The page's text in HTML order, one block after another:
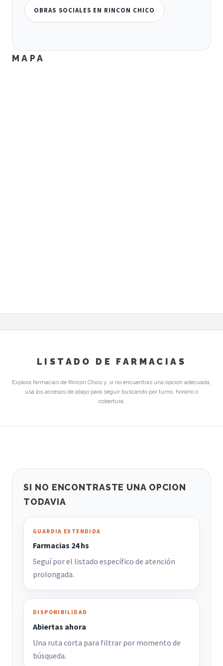
OBRAS SOCIALES EN RINCON CHICO
MAPA
LISTADO DE FARMACIAS
Explora farmacias de Rincon Chico y, si no encuentras una opcion adecuada,
usa los accesos de abajo para seguir buscando por turno, horario o
cobertura.
SI NO ENCONTRASTE UNA OPCION
TODAVIA
GUARDIA EXTENDIDA
Farmacias 24 hs
Seguí por el listado específico de atención
prolongada.
DISPONIBILIDAD
Abiertas ahora
Una ruta corta para filtrar por momento de
búsqueda.